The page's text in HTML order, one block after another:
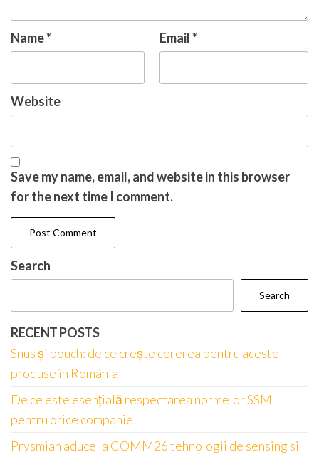
Name* Email*
Website
Save my name, email, and website in this browser
for the next time I comment.
Search
Search
RECENT POSTS
Snus și pouch: de ce crește cererea pentru aceste
produse în România
De ce este esențială respectarea normelor SSM
pentru orice companie
Prysmian aduce la COMM26 tehnologii de sensing si